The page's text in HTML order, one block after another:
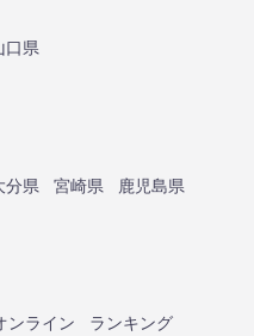
口県
分県 宮崎県
鹿児島県
ンライン ランキング